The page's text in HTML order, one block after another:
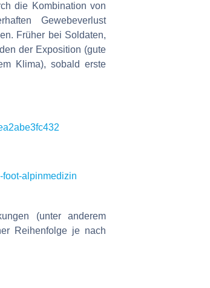
die Kombination von
Gewebeverlust
Früher bei Soldaten,
der Exposition (gute
Klima), sobald erste
foot-alpinmedizin
(unter anderem
Reihenfolge je nach